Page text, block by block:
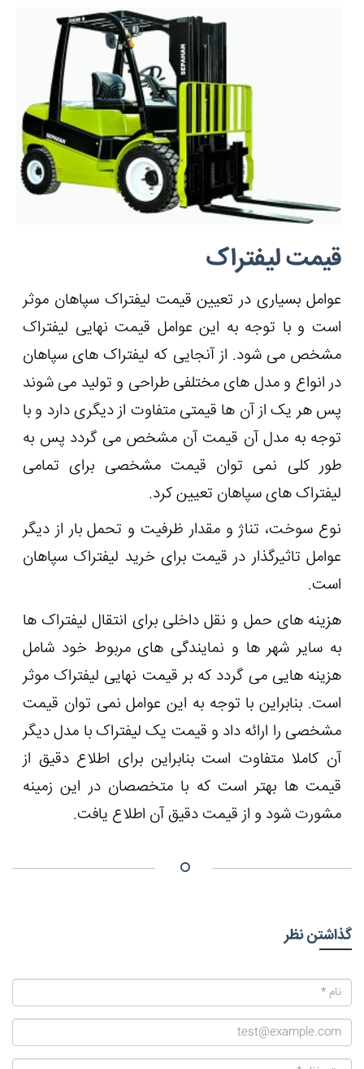
قیمت لیفتراک
عوامل بسیاری در تعیین قیمت لیفتراک سپاهان موثر
است و با توجه به این عوامل قیمت نهایی لیفتراک
مشخص می شود. از آنجایی که لیفتراک های سپاهان
در انواع و مدل های مختلفی طراحی و تولید می شوند
پس هر یک از آن ها قیمتی متفاوت از دیگری دارد و با
توجه به مدل آن قیمت آن مشخص می گردد پس به
طور کلی نمی توان قیمت مشخصی برای تمامی
لیفتراک های سپاهان تعیین کرد.
نوع سوخت، تناژ و مقدار ظرفیت و تحمل بار از دیگر
عوامل تاثیرگذار در قیمت برای خرید لیفتراک سپاهان
است.
هزینه های حمل و نقل داخلی برای انتقال لیفتراک ها
به سایر شهر ها و نمایندگی های مربوط خود شامل
هزینه هایی می گردد که بر قیمت نهایی لیفتراک موثر
است. بنابراین با توجه به این عوامل نمی توان قیمت
مشخصی را ارائه داد و قیمت یک لیفتراک با مدل دیگر
آن کاملا متفاوت است بنابراین برای اطلاع دقیق از
قیمت ها بهتر است که با متخصصان در این زمینه
مشورت شود و از قیمت دقیق آن اطلاع یافت.
گذاشتن نظر